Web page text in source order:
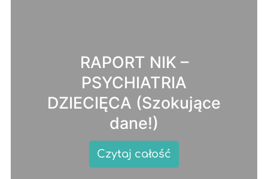
RAPORT NIK –
PSYCHIATRIA
DZIECIĘCA (Szokujące
dane!)
Czytaj całość